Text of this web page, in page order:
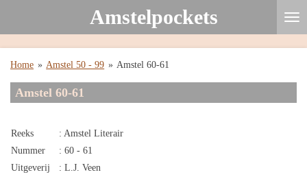
de
Amstelpockets
Home » Amstel 50 - 99 » Amstel 60-61
Amstel 60-61
Reeks
: Amstel Literair
Nummer
: 60 - 61
Uitgeverij
: L.J. Veen